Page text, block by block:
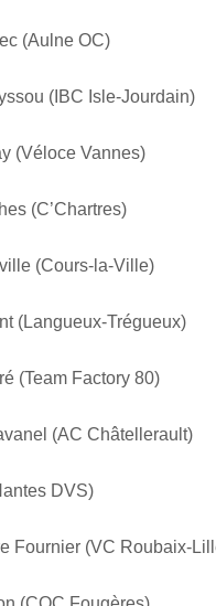
(Aulne OC)
(IBC Isle-Jourdain)
(Véloce Vannes)
(C’Chartres)
(Cours-la-Ville)
(Langueux-Trégueux)
(Team Factory 80)
(AC Châtellerault)
DVS)
Fournier (VC Roubaix-